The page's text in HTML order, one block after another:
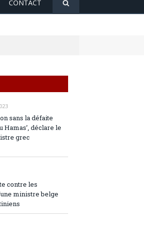
CONTACT
sans la défaite
Hamas’, déclare le
grec
contre les
ministre belge